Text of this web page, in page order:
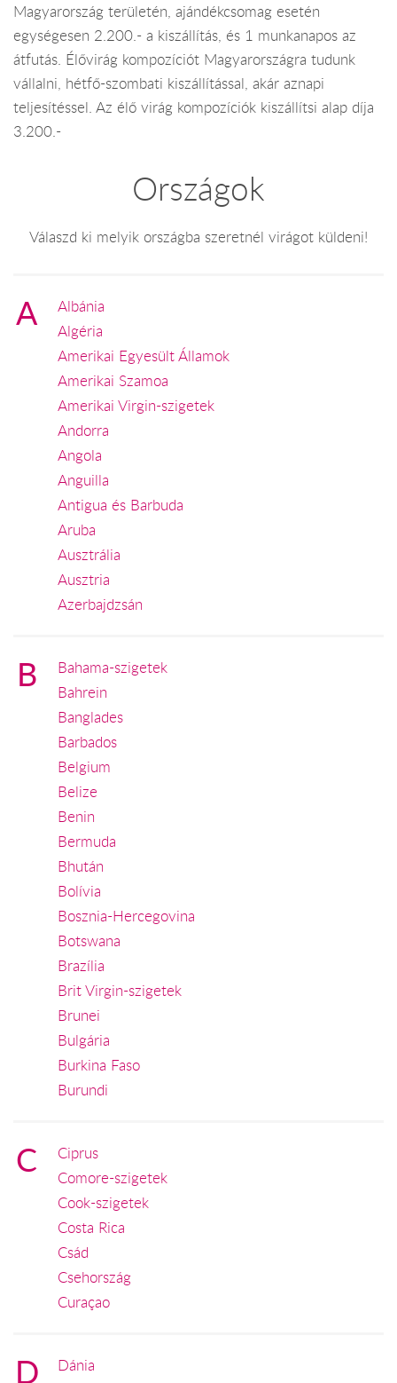
Magyarország területén, ajándékcsomag esetén
egységesen 2.200.- a kiszállítás, és 1 munkanapos az
átfutás. Élővirág kompozíciót Magyarországra tudunk
vállalni, hétfő-szombati kiszállítással, akár aznapi
teljesítéssel. Az élő virág kompozíciók kiszállítsi alap díja
3.200.-
Országok
Válaszd ki melyik országba szeretnél virágot küldeni!
A
Albánia
Algéria
Amerikai Egyesült Államok
Amerikai Szamoa
Amerikai Virgin-szigetek
Andorra
Angola
Anguilla
Antigua és Barbuda
Aruba
Ausztrália
Ausztria
Azerbajdzsán
B
Bahama-szigetek
Bahrein
Banglades
Barbados
Belgium
Belize
Benin
Bermuda
Bhután
Bolívia
Bosznia-Hercegovina
Botswana
Brazília
Brit Virgin-szigetek
Brunei
Bulgária
Burkina Faso
Burundi
C
Ciprus
Comore-szigetek
Cook-szigetek
Costa Rica
Csád
Csehország
Curaçao
D
Dánia